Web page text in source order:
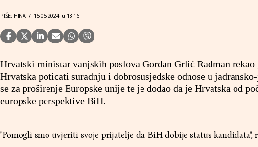
PIŠE: HINA / 15.05.2024. u 13:16
Hrvatski ministar vanjskih poslova Gordan Grlić Radman rekao
Hrvatska poticati suradnju i dobrosusjedske odnose u
se za proširenje Europske unije te je dodao da je Hrvatska od
europske perspektive BiH.
"Pomogli smo uvjeriti svoje prijatelje da BiH dobije status kandidata",